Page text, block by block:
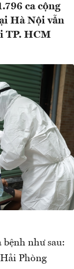
ca cộng
Hà Nội vẫn
TP. HCM
như sau:
Phòng